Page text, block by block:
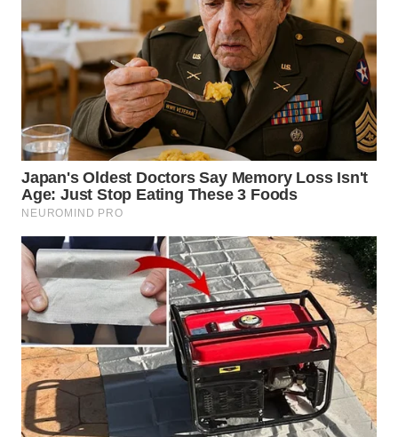
TAPANULI
UTARA
WN
SAMOSIR
WN
PADANG
LAWAS
SUMEDANG
WN
CIANJUR
WN
KEPULAUAN
SERIBU